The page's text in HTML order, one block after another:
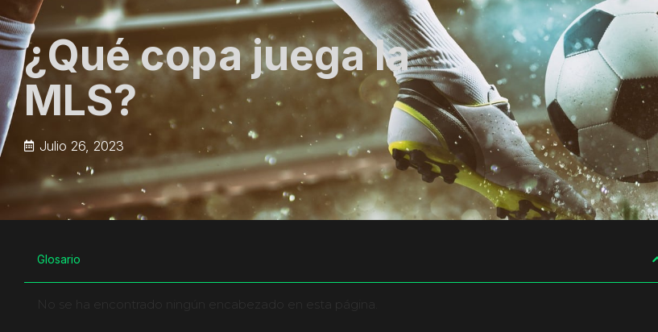
¿Qué copa juega la
MLS?
Julio 26, 2023
Glosario
No se ha encontrado ningún encabezado en esta página.